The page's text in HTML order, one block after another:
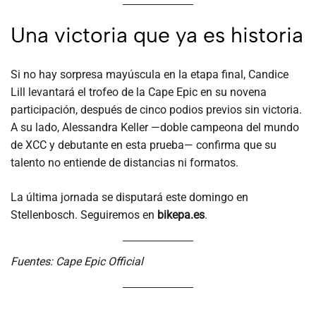
Una victoria que ya es historia
Si no hay sorpresa mayúscula en la etapa final, Candice
Lill levantará el trofeo de la Cape Epic en su novena
participación, después de cinco podios previos sin victoria.
A su lado, Alessandra Keller —doble campeona del mundo
de XCC y debutante en esta prueba— confirma que su
talento no entiende de distancias ni formatos.
La última jornada se disputará este domingo en
Stellenbosch. Seguiremos en bikepa.es.
Fuentes: Cape Epic Official